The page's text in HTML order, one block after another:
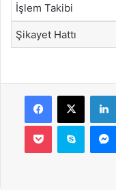
İşlem Takibi
Şikayet Hattı
Facebook
X
Pocket Skype